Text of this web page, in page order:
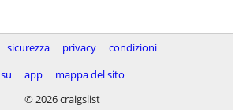
sicurezza privacy
condizioni
su
app
mappa del sito
© 2026 craigslist